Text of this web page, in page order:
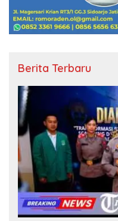
Berita Terbaru